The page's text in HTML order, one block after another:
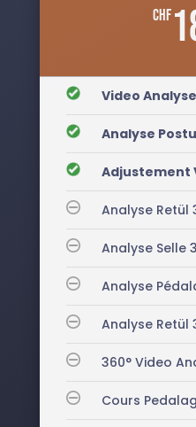
CHF
__ Video
__ Analyse
__ Adjustement
__ Analyse Retül
__ Analyse Selle
__ Analyse
__ Analyse Retül
__ 360° Video
__ Cours